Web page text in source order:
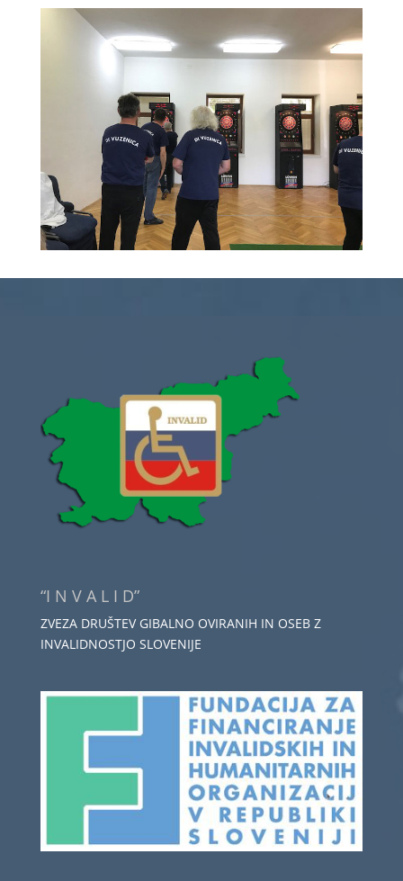
“I N V A L I D”
ZVEZA DRUŠTEV GIBALNO OVIRANIH IN OSEB Z
INVALIDNOSTJO SLOVENIJE